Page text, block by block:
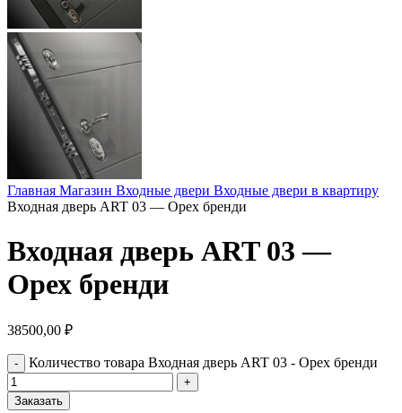
Главная Магазин Входные двери Входные двери в квартиру
Входная дверь ART 03 — Орех бренди
Входная дверь ART 03 —
Орех бренди
38500,00 ₽
Количество товара Входная дверь ART 03 - Орех бренди
Заказать